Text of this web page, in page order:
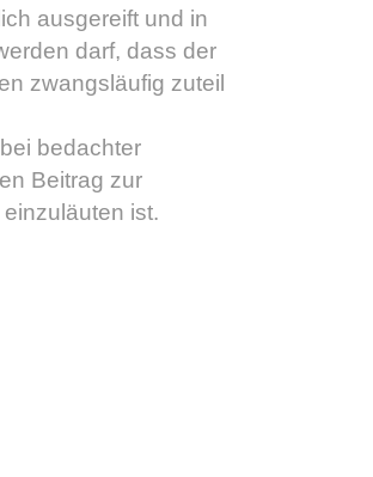
ausgereift und in
darf, dass der
zwangsläufig zuteil
bedachter
Beitrag zur
ist.